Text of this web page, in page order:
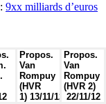
9xx milliards d’euros
Propos.
Van
Rompuy
(HVR
1) 13/11/12
Propos.
Van
Rompuy
(HVR 2)
22/11/12